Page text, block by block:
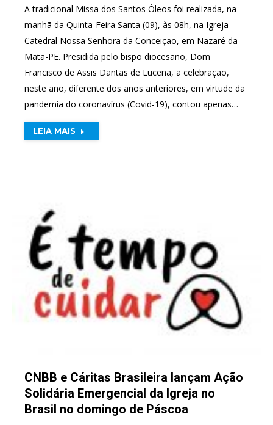
A tradicional Missa dos Santos Óleos foi realizada, na
manhã da Quinta-Feira Santa (09), às 08h, na Igreja
Catedral Nossa Senhora da Conceição, em Nazaré da
Mata-PE. Presidida pelo bispo diocesano, Dom
Francisco de Assis Dantas de Lucena, a celebração,
neste ano, diferente dos anos anteriores, em virtude da
pandemia do coronavírus (Covid-19), contou apenas…
LEIA MAIS
CNBB e Cáritas Brasileira lançam Ação
Solidária Emergencial da Igreja no
Brasil no domingo de Páscoa